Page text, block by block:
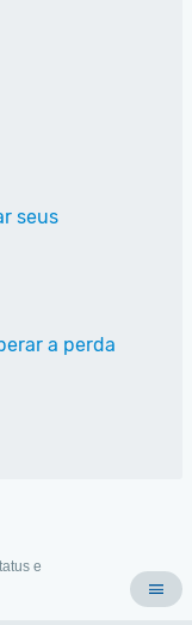
seus
a perda
e